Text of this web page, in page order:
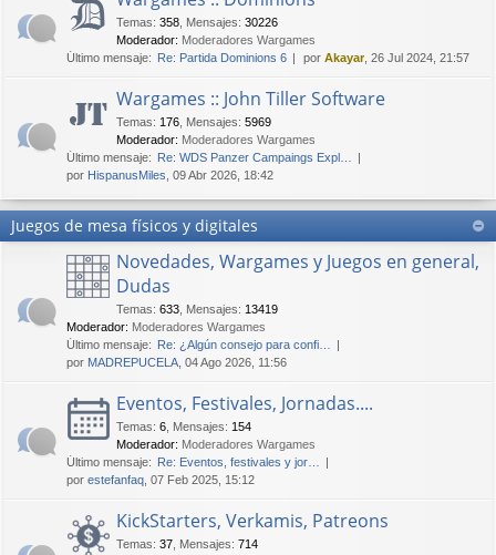
Temas: 358 Mensajes: 30226
Moderador: Moderadores Wargames
Último mensaje: Re: Partida Dominions 6 por Akayar, 26 Jul 2024, 21:57
Wargames :: John Tiller Software
Temas: 176 Mensajes: 5969
Moderador: Moderadores Wargames
Último mensaje: Re: WDS Panzer Campaings Expl…
por HispanusMiles , 09 Abr 2026, 18:42
Juegos de mesa físicos y digitales
Novedades, Wargames y Juegos en general,
Dudas
Temas: 633 Mensajes: 13419
Moderador: Moderadores Wargames
Último mensaje: Re: ¿Algún consejo para confi…
por MADREPUCELA , 04 Ago 2026, 11:56
Eventos, Festivales, Jornadas....
Temas: 6 Mensajes: 154
Moderador: Moderadores Wargames
Último mensaje: Re: Eventos, festivales y jor…
por estefanfaq , 07 Feb 2025, 15:12
KickStarters, Verkamis, Patreons
Temas: 37 Mensajes: 714